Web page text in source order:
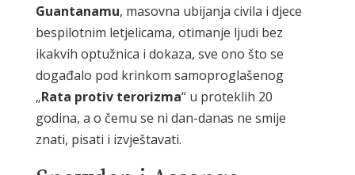
Guantanamu, masovna ubijanja civila i djece
bespilotnim letjelicama, otimanje ljudi bez
ikakvih optužnica i dokaza, sve ono što se
događalo pod krinkom samoproglašenog
„Rata protiv terorizma“ u proteklih 20
godina, a o čemu se ni dan-danas ne smije
znati, pisati i izvještavati.